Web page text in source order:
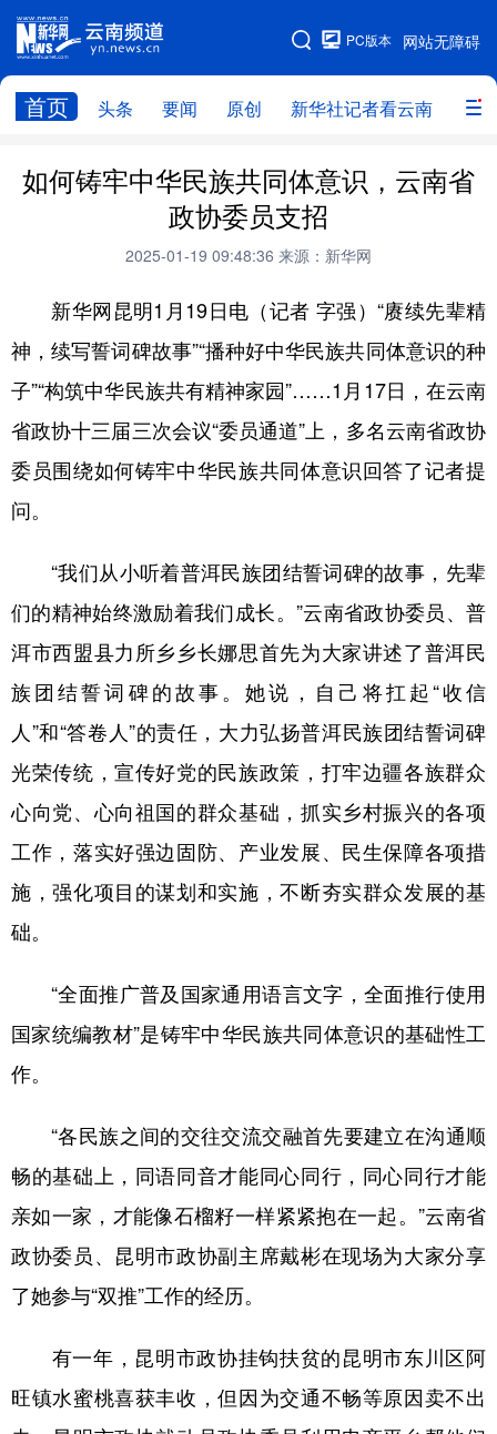
网站无障碍
PC版本
首页 头条 要闻 原创 新华社记者看云南 政务
网站地图
头条 云南要闻 本网原创
政务
云南省领导报道集
教育
州市
社会
图片
经济 服务 云南故事
云南青年说 趣看文物
如何铸牢中华民族共同体意识，云南省
政协委员支招
2025-01-19 09:48:36 来源：新华网
新华网昆明1月19日电（记者 字强）“赓续先辈精
神，续写誓词碑故事”“播种好中华民族共同体意识的种
子”“构筑中华民族共有精神家园”……1月17日，在云南
省政协十三届三次会议“委员通道”上，多名云南省政协
委员围绕如何铸牢中华民族共同体意识回答了记者提
问。
“我们从小听着普洱民族团结誓词碑的故事，先辈
们的精神始终激励着我们成长。”云南省政协委员、普
洱市西盟县力所乡乡长娜思首先为大家讲述了普洱民
族团结誓词碑的故事。她说，自己将扛起“收信
人”和“答卷人”的责任，大力弘扬普洱民族团结誓词碑
光荣传统，宣传好党的民族政策，打牢边疆各族群众
心向党、心向祖国的群众基础，抓实乡村振兴的各项
工作，落实好强边固防、产业发展、民生保障各项措
施，强化项目的谋划和实施，不断夯实群众发展的基
础。
“全面推广普及国家通用语言文字，全面推行使用
国家统编教材”是铸牢中华民族共同体意识的基础性工
作。
“各民族之间的交往交流交融首先要建立在沟通顺
畅的基础上，同语同音才能同心同行，同心同行才能
亲如一家，才能像石榴籽一样紧紧抱在一起。”云南省
政协委员、昆明市政协副主席戴彬在现场为大家分享
了她参与“双推”工作的经历。
有一年，昆明市政协挂钩扶贫的昆明市东川区阿
旺镇水蜜桃喜获丰收，但因为交通不畅等原因卖不出